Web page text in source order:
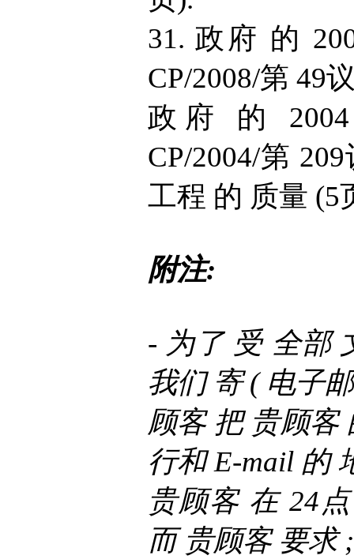
31. 政府 的
CP/2008/第 49
政府 的
CP/2004/第
工程 的 质量 (5
附注:
- 为了 受 全部
我们 寄 ( 电子
顾客 把 贵顾客
行和 E-mail 的
贵顾客 在 24
而 贵顾客 要求 ;